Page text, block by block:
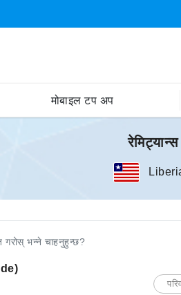
मोबाइल टप अप
गरोस् भन्ने चाहनुहुन्छ?